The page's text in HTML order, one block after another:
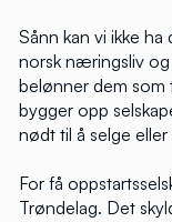
Sånn kan vi ikke
norsk næringsliv
belønner dem som
bygger opp
nødt til å selge
For få
Trøndelag. Det